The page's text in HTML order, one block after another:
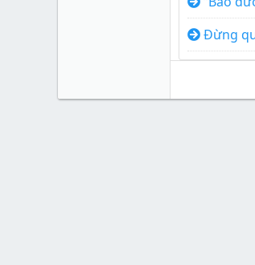
Đừng